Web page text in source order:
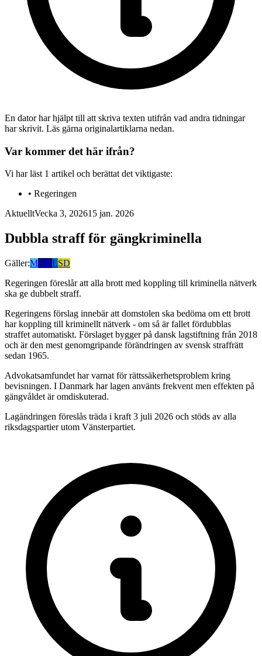
En dator har hjälpt till att skriva texten utifrån vad andra tidningar
har skrivit. Läs gärna originalartiklarna nedan.
Var kommer det här ifrån?
Vi har läst 1 artikel och berättat det viktigaste:
• Regeringen
AktuelltVecka 3, 202615 jan. 2026
Dubbla straff för gängkriminella
Gäller:MKDLSD
Regeringen föreslår att alla brott med koppling till kriminella nätverk
ska ge dubbelt straff.
Regeringens förslag innebär att domstolen ska bedöma om ett brott
har koppling till kriminellt nätverk - om så är fallet fördubblas
straffet automatiskt. Förslaget bygger på dansk lagstiftning från 2018
och är den mest genomgripande förändringen av svensk straffrätt
sedan 1965.
Advokatsamfundet har varnat för rättssäkerhetsproblem kring
bevisningen. I Danmark har lagen använts frekvent men effekten på
gängvåldet är omdiskuterad.
Lagändringen föreslås träda i kraft 3 juli 2026 och stöds av alla
riksdagspartier utom Vänsterpartiet.